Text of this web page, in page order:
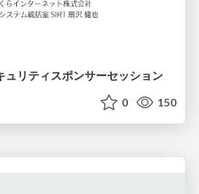
ュリティスポンサーセッション
0 150